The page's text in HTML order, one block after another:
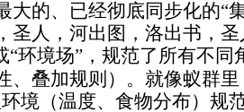
大的、已经彻底同步化的“
圣人，河出图，洛出书，
“环境场”，规范了所有不同
、叠加规则）。就像蚁群
境（温度、食物分布）规